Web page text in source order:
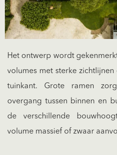
Het ontwerp wordt
volumes met sterke
tuinkant. Grote ramen
overgang tussen binnen en
de verschillende
volume massief of zwaar